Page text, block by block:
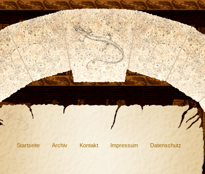
Startseite Archiv Kontakt Impressum Datenschutz